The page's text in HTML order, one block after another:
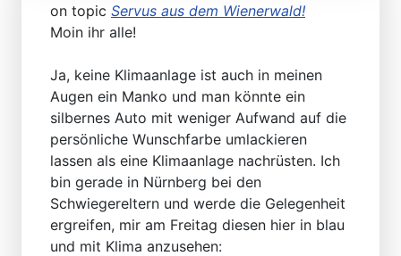
on topic Servus aus dem Wienerwald!
Moin ihr alle!
Ja, keine Klimaanlage ist auch in meinen
Augen ein Manko und man könnte ein
silbernes Auto mit weniger Aufwand auf die
persönliche Wunschfarbe umlackieren
lassen als eine Klimaanlage nachrüsten. Ich
bin gerade in Nürnberg bei den
Schwiegereltern und werde die Gelegenheit
ergreifen, mir am Freitag diesen hier in blau
und mit Klima anzusehen: